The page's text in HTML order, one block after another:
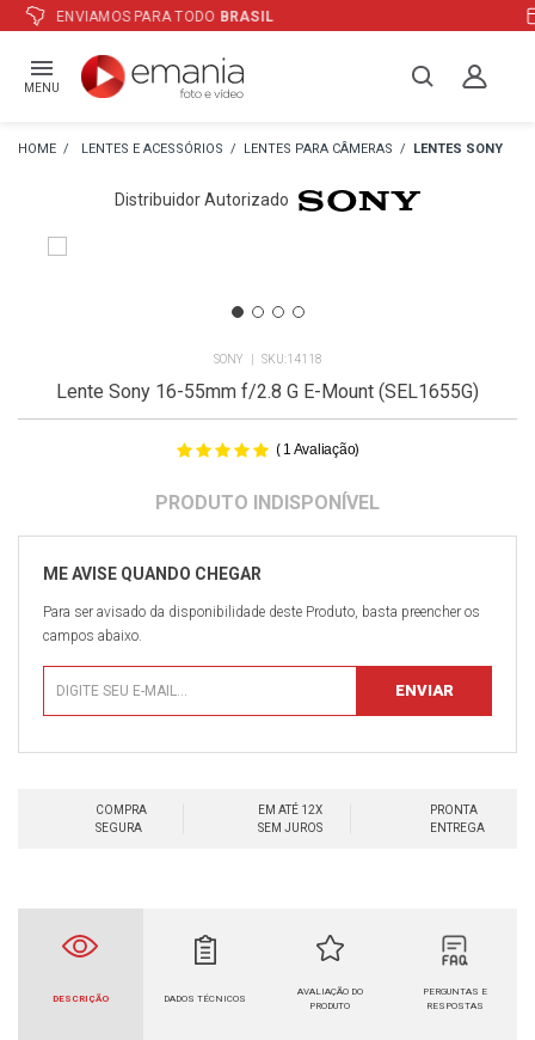
ATÉ12XE PREÇO ESPECIAL
MENU
LENTES E ACESSÓRIOS LENTES PARA CÂMERAS LENTES SONY
Distribuidor Autorizado
SONY 14118
Lente Sony 16-55mm f/2.8 G E-Mount (SEL1655G)
( 1 Avaliação)
Para ser avisado da disponibilidade deste Produto, basta preencher os
campos abaixo.
COMPRA
SEGURA
EM ATÉ 12X
SEM JUROS
PRONTA
ENTREGA
DESCRIÇÃO DADOS TÉCNICOS
AVALIAÇÃO DO
PRODUTO
PERGUNTAS E
RESPOSTAS